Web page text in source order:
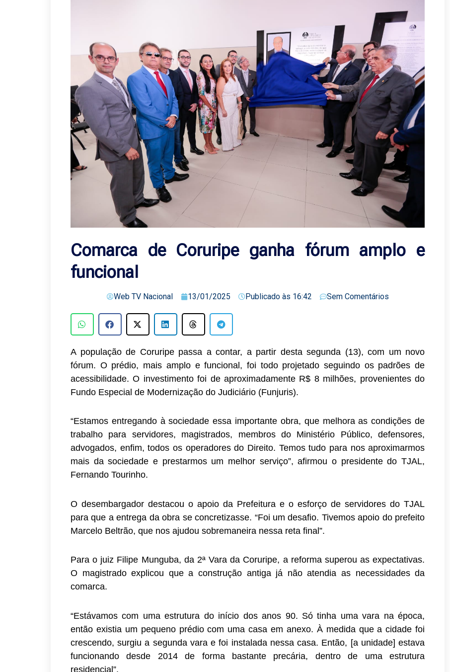
Comarca de Coruripe ganha fórum amplo e
funcional
Web TV Nacional 13/01/2025 Publicado às 16:42 Sem Comentários
A população de Coruripe passa a contar, a partir desta segunda (13), com um novo
fórum. O prédio, mais amplo e funcional, foi todo projetado seguindo os padrões de
acessibilidade. O investimento foi de aproximadamente R$ 8 milhões, provenientes do
Fundo Especial de Modernização do Judiciário (Funjuris).
“Estamos entregando à sociedade essa importante obra, que melhora as condições de
trabalho para servidores, magistrados, membros do Ministério Público, defensores,
advogados, enfim, todos os operadores do Direito. Temos tudo para nos aproximarmos
mais da sociedade e prestarmos um melhor serviço”, afirmou o presidente do TJAL,
Fernando Tourinho.
O desembargador destacou o apoio da Prefeitura e o esforço de servidores do TJAL
para que a entrega da obra se concretizasse. “Foi um desafio. Tivemos apoio do prefeito
Marcelo Beltrão, que nos ajudou sobremaneira nessa reta final”.
Para o juiz Filipe Munguba, da 2ª Vara da Coruripe, a reforma superou as expectativas.
O magistrado explicou que a construção antiga já não atendia as necessidades da
comarca.
“Estávamos com uma estrutura do início dos anos 90. Só tinha uma vara na época,
então existia um pequeno prédio com uma casa em anexo. À medida que a cidade foi
crescendo, surgiu a segunda vara e foi instalada nessa casa. Então, [a unidade] estava
funcionando desde 2014 de forma bastante precária, dentro de uma estrutura
residencial”.